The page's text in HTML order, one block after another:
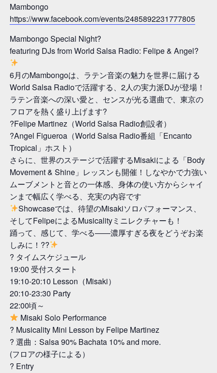
Mambongo
https://www.facebook.com/events/2485892231777805
Mambongo Special Night?
featuring DJs from World Salsa Radio: Felipe & Angel?
6月のMambongoは、ラテン音楽の魅力を世界に届ける
World Salsa Radioで活躍する、2人の実力派DJが登場！
ラテン音楽への深い愛と、センスが光る選曲で、東京の
フロアを熱く盛り上げます?
?Felipe Martinez（World Salsa Radio創設者）
?Angel Figueroa（World Salsa Radio番組「Encanto
Tropical」ホスト）
さらに、世界のステージで活躍するMisakiによる「Body
Movement & Shine」レッスンも開催！しなやかで力強い
ムーブメントと音との一体感、身体の使い方からシャイ
ンまで幅広く学べる、充実の内容です
Showcaseでは、待望のMisakiソロパフォーマンス、
そしてFelipeによるMusicalityミニレクチャーも！
踊って、感じて、学べる——濃厚すぎる夜をどうぞお楽
しみに！??
? タイムスケジュール
19:00 受付スタート
19:10-20:10 Lesson（Misaki）
20:10-23:30 Party
22:00頃～
Misaki Solo Performance
? Musicality Mini Lesson by Felipe Martinez
? 選曲：Salsa 90% Bachata 10% and more.
(フロアの様子による）
?️ Entry